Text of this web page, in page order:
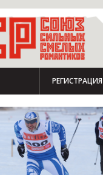
РЕГИСТРАЦИЯ